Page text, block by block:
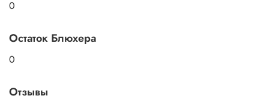
0
Остаток Блюхера
0
Отзывы